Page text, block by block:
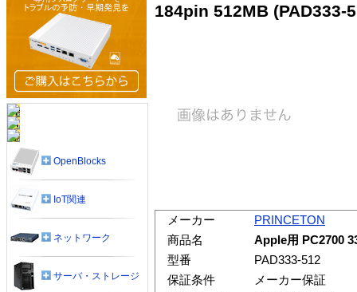
184pin 512MB (PAD333-
メーカー
PRINCETON
商品名
Apple用 PC2700
型番
PAD333-512
保証条件
メーカー保証
OpenBlocks
IoT関連
ネットワーク
サーバ・ストレージ